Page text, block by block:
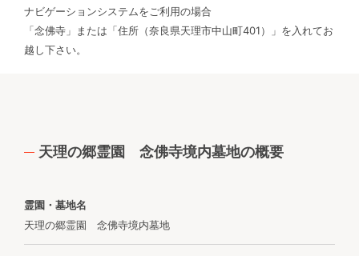
ナビゲーションシステムをご利用の場合
「念佛寺」または「住所（奈良県天理市中山町401）」を入れてお
越し下さい。
天理の郷霊園 念佛寺境内墓地の概要
霊園・墓地名
天理の郷霊園 念佛寺境内墓地